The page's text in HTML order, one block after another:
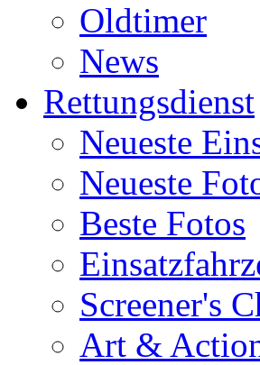
Oldtimer
News
Rettungsdienst
Neueste
Neueste
Beste Fotos
Screener's
Art &